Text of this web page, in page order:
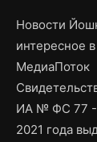
Новости
интересное
МедиаПоток
ИА № ФС 77 -
2021 года